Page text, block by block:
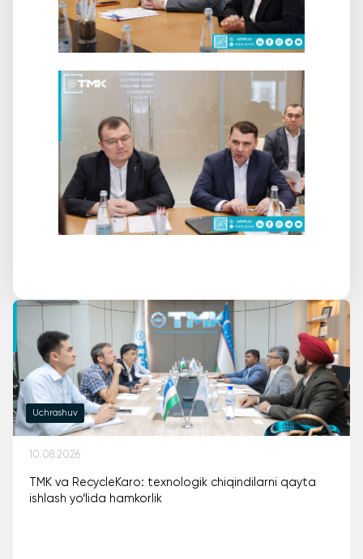
Uchrashuv
10.08.2026
TMK va RecycleKaro: texnologik chiqindilarni qayta
ishlash yo‘lida hamkorlik